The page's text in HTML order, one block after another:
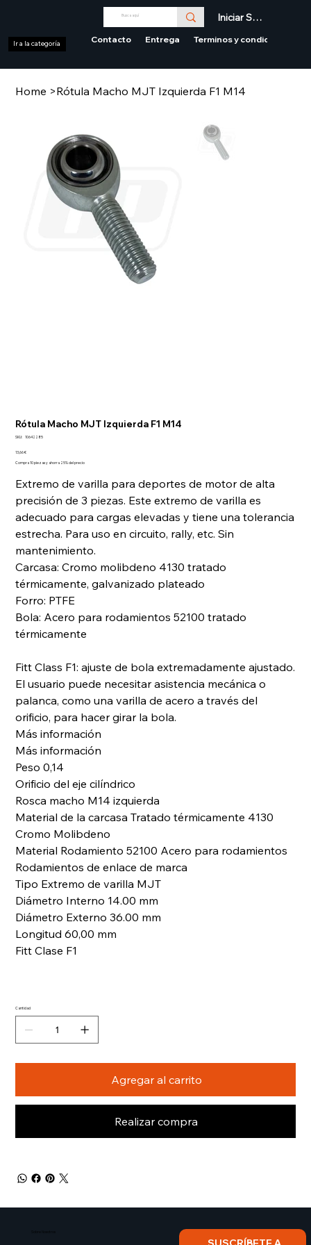
Iniciar Sesión
Contacto Entrega Terminos y condiciones
Ir a la categoría
Home >Rótula Macho MJT Izquierda F1 M14
Rótula Macho MJT Izquierda F1 M14
SKU:
SKU
10642285
Precio
13,66 €
Compra 10 piezas y ahorra 25% del precio
Extremo de varilla para deportes de motor de alta
precisión de 3 piezas. Este extremo de varilla es
adecuado para cargas elevadas y tiene una tolerancia
estrecha. Para uso en circuito, rally, etc. Sin
mantenimiento.
Carcasa: Cromo molibdeno 4130 tratado
térmicamente, galvanizado plateado
Forro: PTFE
Bola: Acero para rodamientos 52100 tratado
térmicamente
Fitt Class F1: ajuste de bola extremadamente ajustado.
El usuario puede necesitar asistencia mecánica o
palanca, como una varilla de acero a través del
orificio, para hacer girar la bola.
Más información
Más información
Peso 0,14
Orificio del eje cilíndrico
Rosca macho M14 izquierda
Material de la carcasa Tratado térmicamente 4130
Cromo Molibdeno
Material Rodamiento 52100 Acero para rodamientos
Rodamientos de enlace de marca
Tipo Extremo de varilla MJT
Diámetro Interno 14.00 mm
Diámetro Externo 36.00 mm
Longitud 60,00 mm
Fitt Clase F1
Cantidad
Agregar al carrito
Realizar compra